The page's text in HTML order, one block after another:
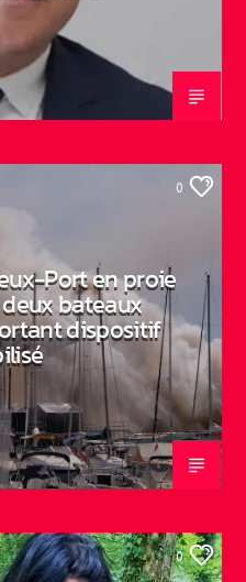
0
Port en proie
bateaux
dispositif
0